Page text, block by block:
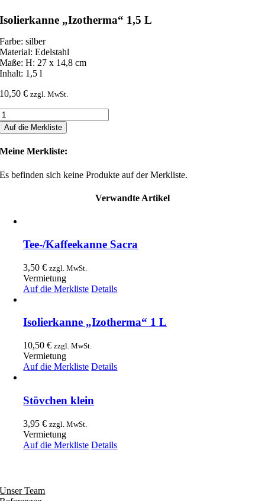
Isolierkanne „Izotherma“ 1,5 L
Farbe: silber
Material: Edelstahl
Maße: H: 27 x 14,8 cm
Inhalt: 1,5 l
10,50€ zzgl. MwSt.
Auf die Merkliste
Meine Merkliste:
Es befinden sich keine Produkte auf der Merkliste.
Verwandte Artikel
Tee-/Kaffeekanne Sacra
3,50€ zzgl. MwSt.
Vermietung
Auf die Merkliste Details
Isolierkanne „Izotherma“ 1 L
10,50€ zzgl. MwSt.
Vermietung
Auf die Merkliste Details
Stövchen klein
3,95€ zzgl. MwSt.
Vermietung
Auf die Merkliste Details
Unser Team